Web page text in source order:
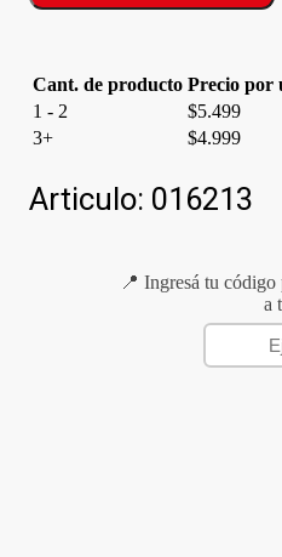
WHITE
Cant. de producto Precio por
1 - 2
$5.499
3+
$4.999
Articulo: 016213
📍 Ingresá tu
a